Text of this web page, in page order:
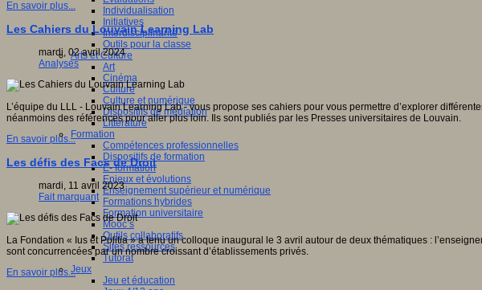
Individualisation
Initiatives
Interdisciplinarité
Outils pour la classe
Arts et Culture
Art
Cinéma
Culture
Culture et numérique
Dispositifs de médiation
Littérature
Formation
Compétences professionnelles
Dispositifs de formation
E- formation
Enjeux et évolutions
Enseignement supérieur et numérique
Formations hybrides
Formation universitaire
Mooc’s
Outils collaboratifs
Sites ressources
Tutorat
Jeux
Jeu et éducation
En savoir plus...
Les Cahiers du Louvain Learning Lab
mardi, 02 avril 2024
Analyses
L’équipe du LLL - Louvain Learning Lab - vous propose ses cahiers pour vous permettre d’explorer
néanmoins des références pour aller plus loin. Ils sont publiés par les Presses universitaires de Louvain.
En savoir plus...
Les défis des Facs de Droit
mardi, 11 avril 2023
Fait marquant
La Fondation « Ius et Politia » a tenu un colloque inaugural le 3 avril autour de deux thématiques :
sont concurrencées par un nombre croissant d’établissements privés.
En savoir plus...